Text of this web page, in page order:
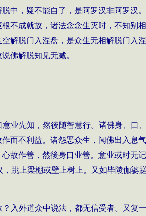
中，疑不能自了，是阿罗汉非阿罗汉
不成就故，诸法念念生灭时，不知别
解脱门入涅盘，是众生无相解脱门入
佛解脱知见无减。
业先知，然後随智慧行。诸佛身、口
而不利益。诸怨恶众生，闻佛出入息
故作善，然後身口业善。意业或时无
，跳上梁棚或壁上树上。又如毕陵伽婆
入外道众中说法，都无信受者。又复